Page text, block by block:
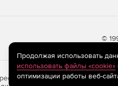
©
store.softline.ru
Продолжая использовать
использовать файлы «cookie»
оптимизации работы веб-